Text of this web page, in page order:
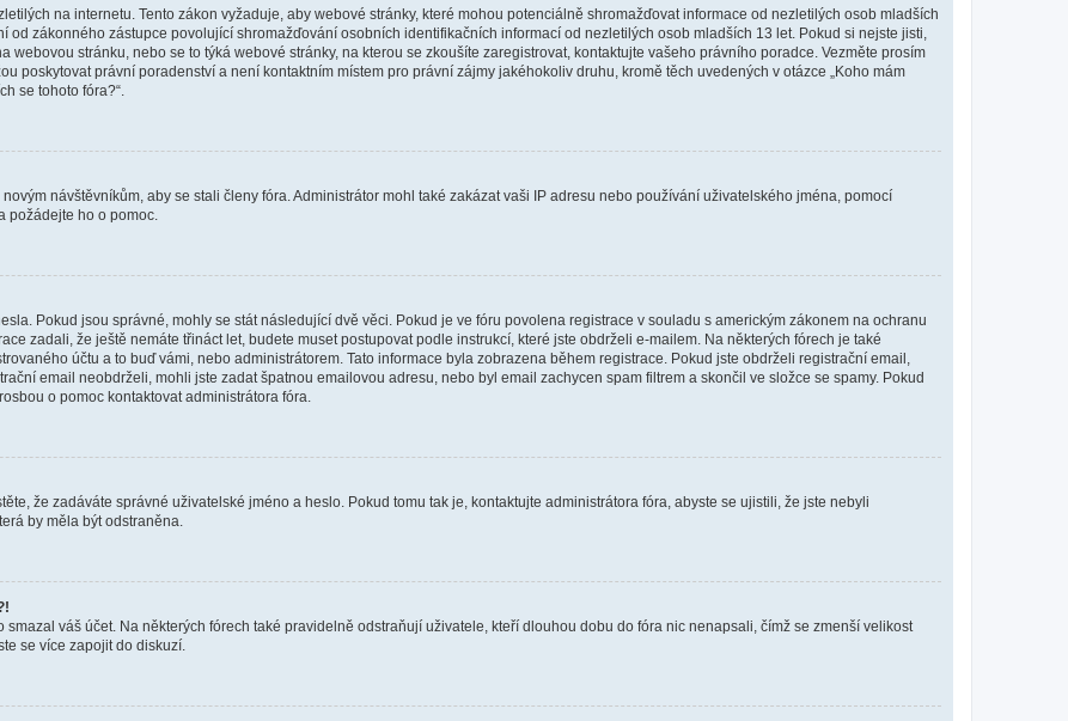
na internetu. Tento zákon vyžaduje, aby webové stránky, které mohou potenciálně shromažďovat informace od nezletilých osob mladších
zákonného zástupce povolující shromažďování osobních identifikačních informací od nezletilých osob mladších 13 let. Pokud si nejste jisti,
webovou stránku, nebo se to týká webové stránky, na kterou se zkoušíte zaregistrovat, kontaktujte vašeho právního poradce. Vezměte prosím
poskytovat právní poradenství a není kontaktním místem pro právní zájmy jakéhokoliv druhu, kromě těch uvedených v otázce „Koho mám
se tohoto fóra?“.
návštěvníkům, aby se stali členy fóra. Administrátor mohl také zakázat vaši IP adresu nebo používání uživatelského jména, pomocí
požádejte ho o pomoc.
Pokud jsou správné, mohly se stát následující dvě věci. Pokud je ve fóru povolena registrace v souladu s americkým zákonem na ochranu
zadali, že ještě nemáte třináct let, budete muset postupovat podle instrukcí, které jste obdrželi e-mailem. Na některých fórech je také
účtu a to buď vámi, nebo administrátorem. Tato informace byla zobrazena během registrace. Pokud jste obdrželi registrační email,
email neobdrželi, mohli jste zadat špatnou emailovou adresu, nebo byl email zachycen spam filtrem a skončil ve složce se spamy. Pokud
o pomoc kontaktovat administrátora fóra.
že zadáváte správné uživatelské jméno a heslo. Pokud tomu tak je, kontaktujte administrátora fóra, abyste se ujistili, že jste nebyli
by měla být odstraněna.
váš účet. Na některých fórech také pravidelně odstraňují uživatele, kteří dlouhou dobu do fóra nic nenapsali, čímž se zmenší velikost
se více zapojit do diskuzí.